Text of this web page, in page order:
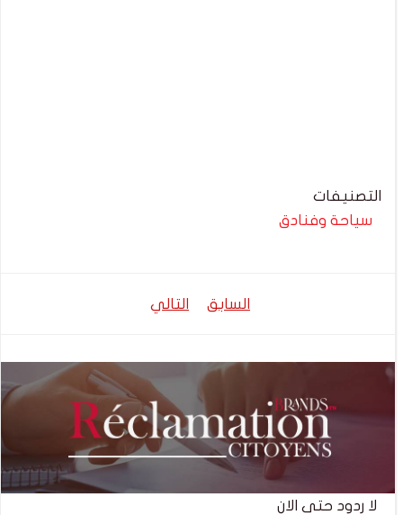
التصنيفات
سياحة وفنادق
السابق
تصفّح
التالي
لا ردود حتى الان